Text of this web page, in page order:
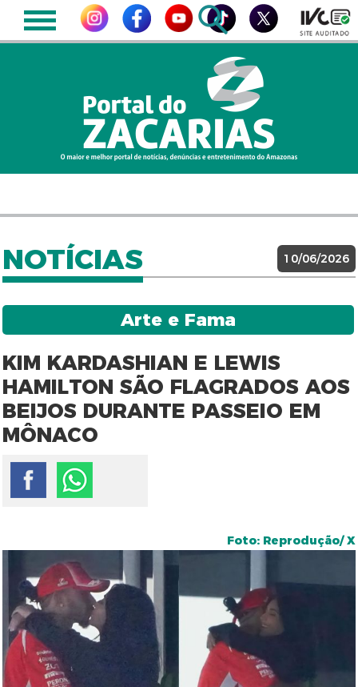
NOTÍCIAS 10/06/2026
Arte e Fama
KIM KARDASHIAN E LEWIS
HAMILTON SÃO FLAGRADOS AOS
BEIJOS DURANTE PASSEIO EM
MÔNACO
Foto: Reprodução/ X